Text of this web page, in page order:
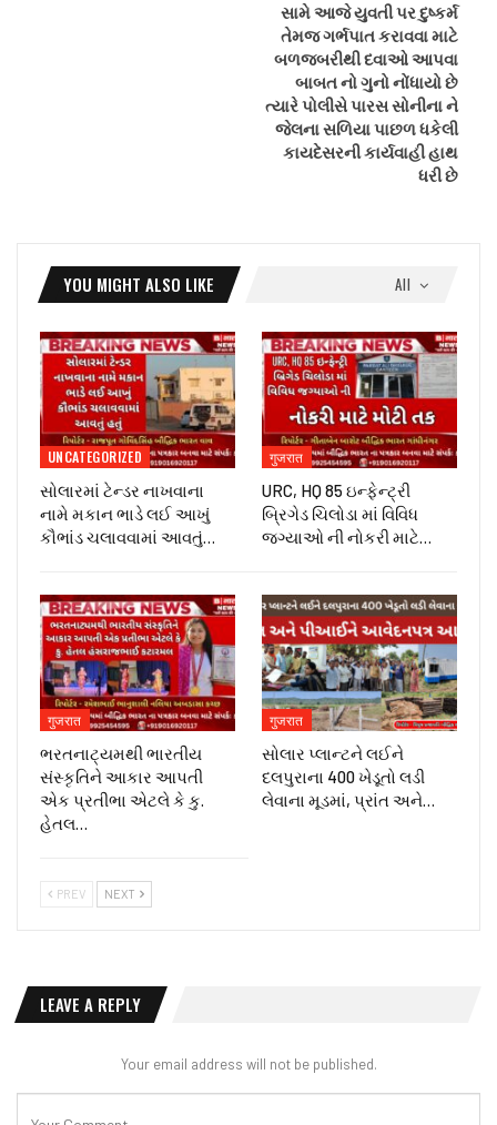
સામે આજે યુવતી પર દુષ્કર્મ
તેમજ ગર્ભપાત કરાવવા માટે
બળજબરીથી દવાઓ આપવા
બાબત નો ગુનો નોંધાયો છે
ત્યારે પોલીસે પારસ સોનીના ને
જેલના સળિયા પાછળ ધકેલી
કાયદેસરની કાર્યવાહી હાથ
ધરી છે
All
YOU MIGHT ALSO LIKE
UNCATEGORIZED
સોલારમાં ટેન્ડર નાખવાના
નામે મકાન ભાડે લઈ આખું
કૌભાંડ ચલાવવામાં આવતું…
गुजरात
URC, HQ 85 ઇન્ફેન્ટ્રી
બ્રિગેડ ચિલોડા માં વિવિધ
જગ્યાઓ ની નોકરી માટે…
गुजरात
ભરતનાટ્યમથી ભારતીય
સંસ્કૃતિને આકાર આપતી
એક પ્રતીભા એટલે કે‌ કુ.
હેતલ…
गुजरात
સોલાર પ્લાન્ટને લઈને
દલપુરાના 400 ખેડૂતો લડી
લેવાના મૂડમાં, પ્રાંત અને…
PREV NEXT
LEAVE A REPLY
Your email address will not be published.